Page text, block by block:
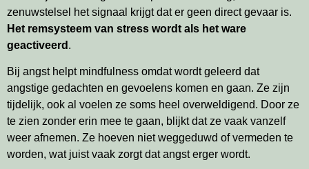
zenuwstelsel het signaal krijgt dat er geen direct gevaar is.
Het remsysteem van stress wordt als het ware
geactiveerd .
Bij angst helpt mindfulness omdat wordt geleerd dat
angstige gedachten en gevoelens komen en gaan. Ze zijn
tijdelijk, ook al voelen ze soms heel overweldigend. Door ze
te zien zonder erin mee te gaan, blijkt dat ze vaak vanzelf
weer afnemen. Ze hoeven niet weggeduwd of vermeden te
worden, wat juist vaak zorgt dat angst erger wordt.